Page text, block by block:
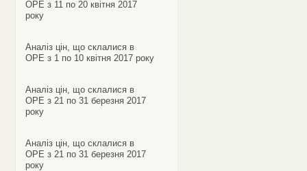
ОРЕ з 11 по 20 квітня 2017
року
Аналіз цін, що склалися в
ОРЕ з 1 по 10 квітня 2017 року
Аналіз цін, що склалися в
ОРЕ з 21 по 31 березня 2017
року
Аналіз цін, що склалися в
ОРЕ з 21 по 31 березня 2017
року